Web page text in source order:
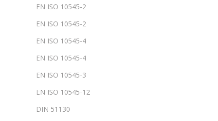
EN ISO 10545-2
EN ISO 10545-2
EN ISO 10545-4
EN ISO 10545-4
EN ISO 10545-3
EN ISO 10545-12
DIN 51130